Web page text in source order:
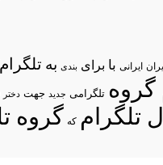
ایران ایرانی با برای بندی به
گروه تلگرامی جدید جهت دختر
تلگرام که گروه